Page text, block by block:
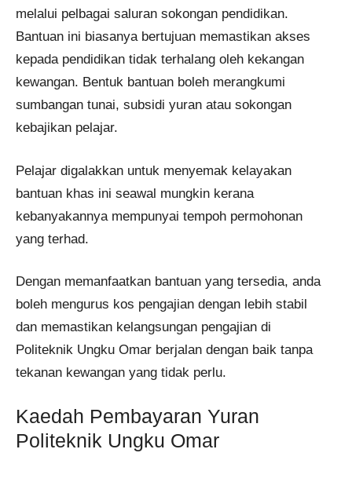
melalui pelbagai saluran sokongan pendidikan.
Bantuan ini biasanya bertujuan memastikan akses
kepada pendidikan tidak terhalang oleh kekangan
kewangan. Bentuk bantuan boleh merangkumi
sumbangan tunai, subsidi yuran atau sokongan
kebajikan pelajar.
Pelajar digalakkan untuk menyemak kelayakan
bantuan khas ini seawal mungkin kerana
kebanyakannya mempunyai tempoh permohonan
yang terhad.
Dengan memanfaatkan bantuan yang tersedia, anda
boleh mengurus kos pengajian dengan lebih stabil
dan memastikan kelangsungan pengajian di
Politeknik Ungku Omar berjalan dengan baik tanpa
tekanan kewangan yang tidak perlu.
Kaedah Pembayaran Yuran
Politeknik Ungku Omar